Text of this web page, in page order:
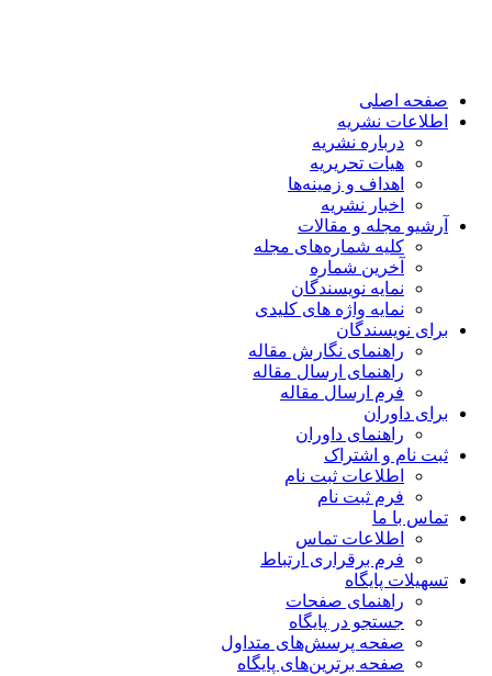
صفحه اصلی
اطلاعات نشریه
درباره نشریه
هیات تحریریه
اهداف و زمینه‌ها
اخبار نشریه
آرشیو مجله و مقالات
کلیه شماره‌های مجله
آخرین شماره
نمایه نویسندگان
نمایه واژه های کلیدی
برای نویسندگان
راهنمای نگارش مقاله
راهنمای ارسال مقاله
فرم ارسال مقاله
برای داوران
راهنمای داوران
ثبت نام و اشتراک
اطلاعات ثبت نام
فرم ثبت نام
تماس با ما
اطلاعات تماس
فرم برقراری ارتباط
تسهیلات پایگاه
راهنمای صفحات
جستجو در پایگاه
صفحه پرسش‌های متداول
صفحه برترین‌های پایگاه